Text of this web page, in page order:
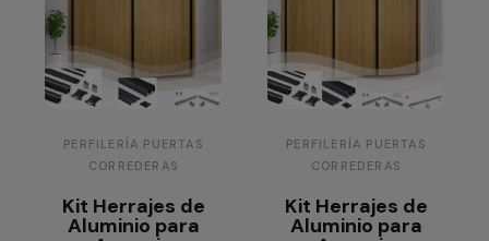
PERFILERÍA PUERTAS
CORREDERAS
Kit Herrajes de
Aluminio para
PERFILERÍA PUERTAS
CORREDERAS
Kit Herrajes de
Aluminio para